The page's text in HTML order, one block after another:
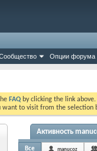
Опции форума
FAQ by clicking the link
want to visit from the selection
Активность
Все manucoz